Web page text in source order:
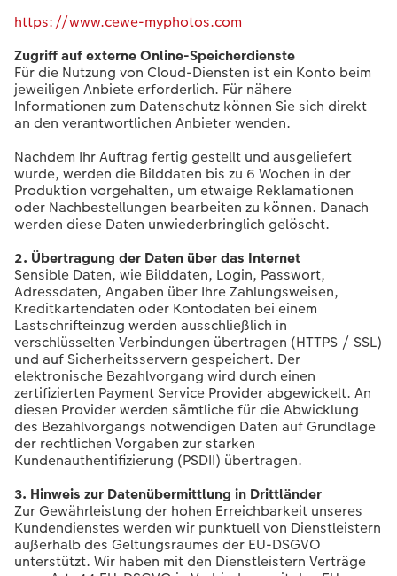
https://www.cewe-myphotos.com
Zugriff auf externe Online-Speicherdienste
Für die Nutzung von Cloud-Diensten ist ein Konto beim
jeweiligen Anbiete erforderlich. Für nähere
Informationen zum Datenschutz können Sie sich direkt
an den verantwortlichen Anbieter wenden.
Nachdem Ihr Auftrag fertig gestellt und ausgeliefert
wurde, werden die Bilddaten bis zu 6 Wochen in der
Produktion vorgehalten, um etwaige Reklamationen
oder Nachbestellungen bearbeiten zu können. Danach
werden diese Daten unwiederbringlich gelöscht.
2. Übertragung der Daten über das Internet
Sensible Daten, wie Bilddaten, Login, Passwort,
Adressdaten, Angaben über Ihre Zahlungsweisen,
Kreditkartendaten oder Kontodaten bei einem
Lastschrifteinzug werden ausschließlich in
verschlüsselten Verbindungen übertragen (HTTPS / SSL)
und auf Sicherheitsservern gespeichert. Der
elektronische Bezahlvorgang wird durch einen
zertifizierten Payment Service Provider abgewickelt. An
diesen Provider werden sämtliche für die Abwicklung
des Bezahlvorgangs notwendigen Daten auf Grundlage
der rechtlichen Vorgaben zur starken
Kundenauthentifizierung (PSDII) übertragen.
3. Hinweis zur Datenübermittlung in Drittländer
Zur Gewährleistung der hohen Erreichbarkeit unseres
Kundendienstes werden wir punktuell von Dienstleistern
außerhalb des Geltungsraumes der EU-DSGVO
unterstützt. Wir haben mit den Dienstleistern Verträge